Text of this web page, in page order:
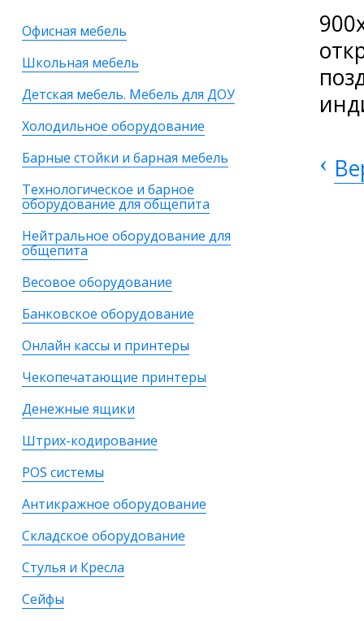
Офисная мебель
Школьная мебель
Детская мебель. Мебель для ДОУ
Холодильное оборудование
Барные стойки и барная мебель
Технологическое и барное
оборудование для общепита
Нейтральное оборудование для
общепита
Весовое оборудование
Банковское оборудование
Онлайн кассы и принтеры
Чекопечатающие принтеры
Денежные ящики
Штрих-кодирование
POS системы
Антикражное оборудование
Складское оборудование
Стулья и Кресла
Сейфы
‹